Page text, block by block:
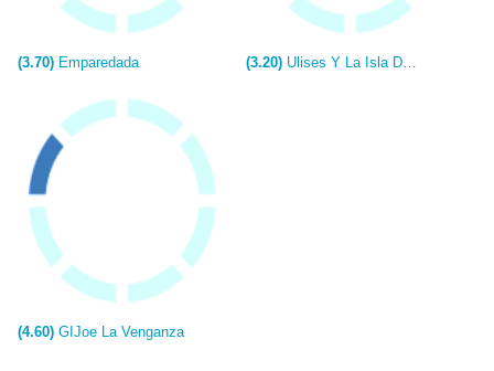
(3.70) Emparedada (3.20) Ulises Y La Isla De La Niebla
(4.60) GIJoe La Venganza